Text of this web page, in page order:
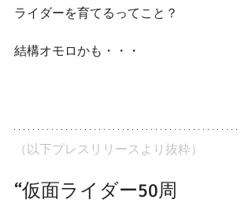
ライダーを育てるってこと？
結構オモロかも・・・
（以下プレスリリースより抜粋）
“仮面ライダー50周